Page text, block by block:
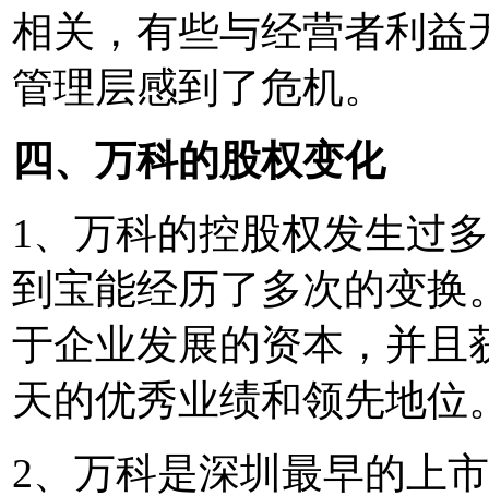
相关，有些与经营者利益
管理层感到了危机。
四、万科的股权变化
1、万科的控股权发生过
到宝能经历了多次的变换
于企业发展的资本，并且
天的优秀业绩和领先地位
2、万科是深圳最早的上